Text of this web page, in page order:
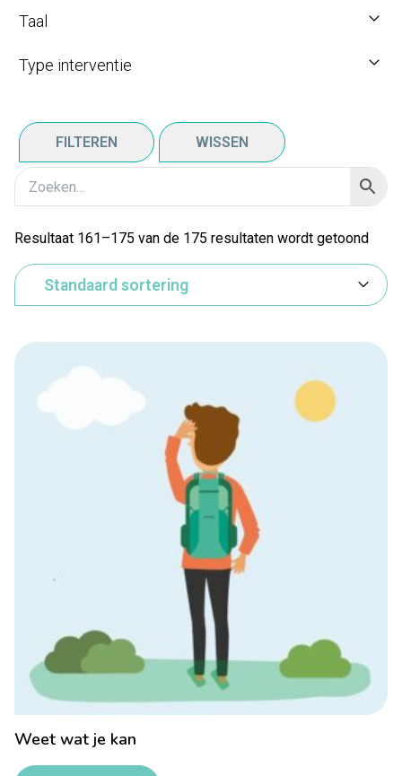
Taal
Type interventie
FILTEREN WISSEN
Resultaat 161–175 van de 175 resultaten wordt getoond
Weet wat je kan